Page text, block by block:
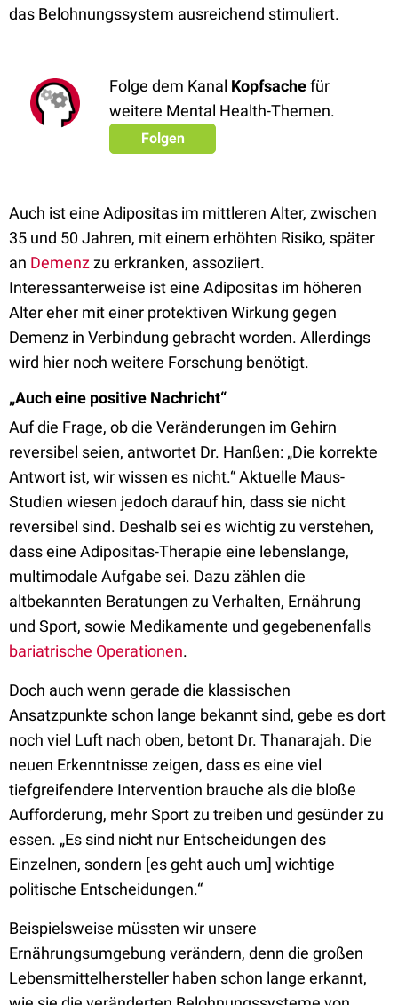
das Belohnungssystem ausreichend stimuliert.
Folge dem Kanal Kopfsachefür
weitere Mental Health-Themen.
Folgen
Auch ist eine Adipositas im mittleren Alter, zwischen
35 und 50 Jahren, mit einem erhöhten Risiko, später
an Demenzzu erkranken, assoziiert.
Interessanterweise ist eine Adipositas im höheren
Alter eher mit einer protektiven Wirkung gegen
Demenz in Verbindung gebracht worden. Allerdings
wird hier noch weitere Forschung benötigt.
„Auch eine positive Nachricht“
Auf die Frage, ob die Veränderungen im Gehirn
reversibel seien, antwortet Dr. Hanßen: „Die korrekte
Antwort ist, wir wissen es nicht.“ Aktuelle Maus-
Studien wiesen jedoch darauf hin, dass sie nicht
reversibel sind. Deshalb sei es wichtig zu verstehen,
dass eine Adipositas-Therapie eine lebenslange,
multimodale Aufgabe sei. Dazu zählen die
altbekannten Beratungen zu Verhalten, Ernährung
und Sport, sowie Medikamente und gegebenenfalls
bariatrische Operationen.
Doch auch wenn gerade die klassischen
Ansatzpunkte schon lange bekannt sind, gebe es dort
noch viel Luft nach oben, betont Dr. Thanarajah. Die
neuen Erkenntnisse zeigen, dass es eine viel
tiefgreifendere Intervention brauche als die bloße
Aufforderung, mehr Sport zu treiben und gesünder zu
essen. „Es sind nicht nur Entscheidungen des
Einzelnen, sondern [es geht auch um] wichtige
politische Entscheidungen.“
Beispielsweise müssten wir unsere
Ernährungsumgebung verändern, denn die großen
Lebensmittelhersteller haben schon lange erkannt,